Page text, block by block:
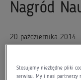
Nagród
20 października 2014
Stosujemy niezbędne pliki
serwisu. My i nasi partnerzy